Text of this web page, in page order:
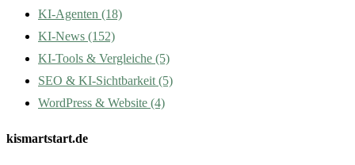
KI-Agenten (18)
KI-News (152)
KI-Tools & Vergleiche (5)
SEO & KI-Sichtbarkeit (5)
WordPress & Website (4)
kismartstart.de